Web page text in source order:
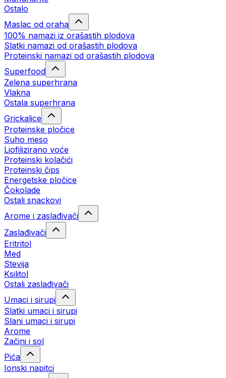
Ostalo
Maslac od oraha
100% namazi iz orašastih plodova
Slatki namazi od orašastih plodova
Proteinski namazi od orašastih plodova
Superfood
Zelena superhrana
Vlakna
Ostala superhrana
Grickalice
Proteinske pločice
Suho meso
Liofilizirano voće
Proteinski kolačići
Proteinski čips
Energetske pločice
Čokolade
Ostali snackovi
Arome i zaslađivači
Zaslađivači
Eritritol
Med
Stevija
Ksilitol
Ostali zaslađivači
Umaci i sirupi
Slatki umaci i sirupi
Slani umaci i sirupi
Arome
Začini i sol
Pića
Ionski napitci